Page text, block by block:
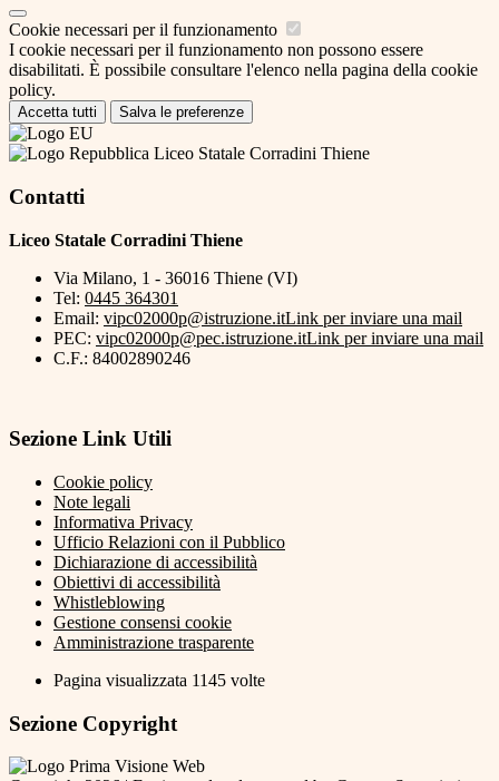
Cookie necessari per il funzionamento
I cookie necessari per il funzionamento non possono essere
disabilitati. È possibile consultare l'elenco nella pagina della cookie
policy.
Accetta tutti Salva le preferenze
Liceo Statale Corradini Thiene
Contatti
Liceo Statale Corradini Thiene
Via Milano, 1 - 36016 Thiene (VI)
Tel: 0445 364301
Email: vipc02000p@istruzione.itLink per inviare una mail
PEC: vipc02000p@pec.istruzione.itLink per inviare una mail
C.F.: 84002890246
Sezione Link Utili
Cookie policy
Note legali
Informativa Privacy
Ufficio Relazioni con il Pubblico
Dichiarazione di accessibilità
Obiettivi di accessibilità
Whistleblowing
Gestione consensi cookie
Amministrazione trasparente
Pagina visualizzata 1145 volte
Sezione Copyright